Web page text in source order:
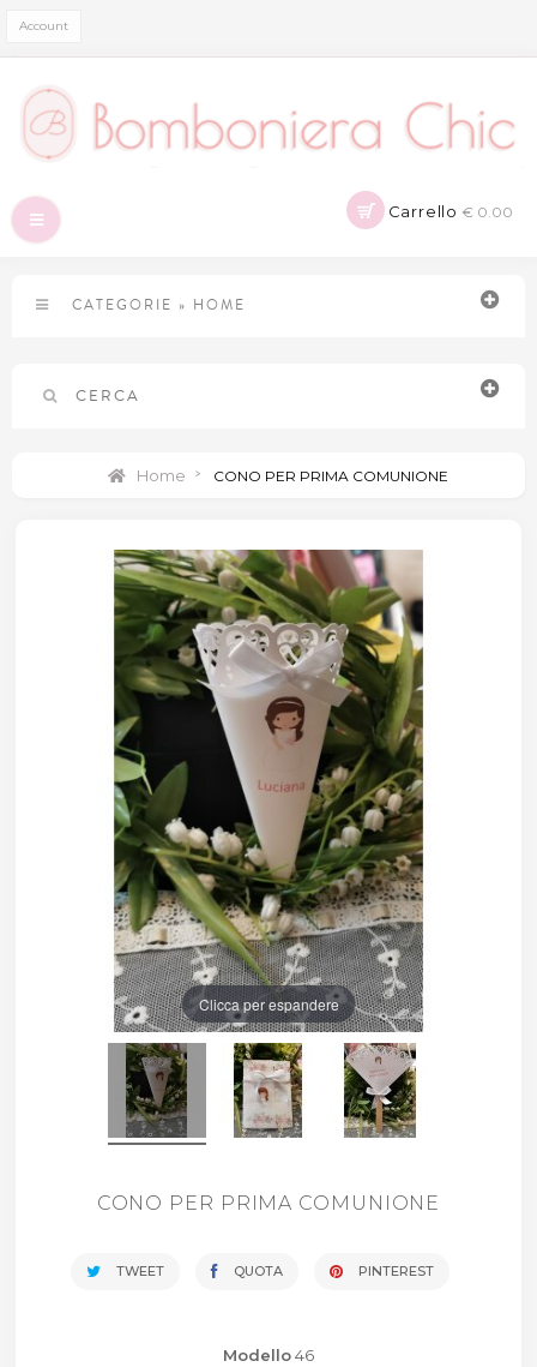
Account
Carrello € 0.00
Navigazione
Toggle
CATEGORIE » HOME
CERCA
Home > CONO PER PRIMA COMUNIONE
Clicca per espandere
CONO PER PRIMA COMUNIONE
TWEET QUOTA PINTEREST
Modello46